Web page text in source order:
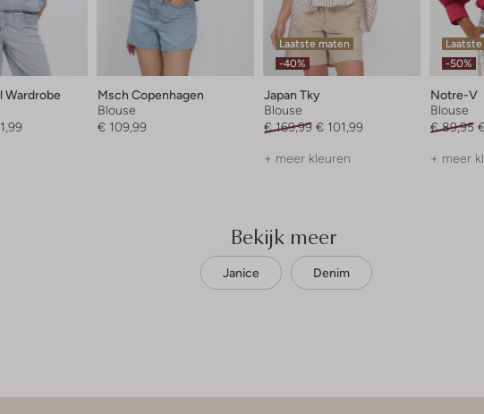
Wardrobe
Msch Copenhagen
Blouse
€ 109,99
Laatste maten
-40%
Japan Tky
Blouse
€ 169,99 € 101,99
+ meer kleuren
-50%
Notre-V
Blouse
€ 89,95
+ meer
Bekijk meer
Janice Denim